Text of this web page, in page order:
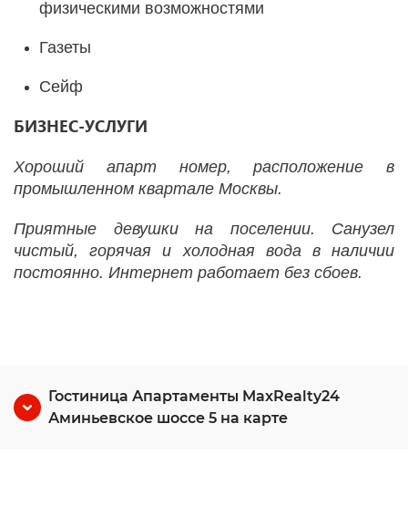
физическими возможностями
Газеты
Сейф
БИЗНЕС-УСЛУГИ
Хороший апарт номер, расположение в
промышленном квартале Москвы.
Приятные девушки на поселении. Санузел
чистый, горячая и холодная вода в наличии
постоянно. Интернет работает без сбоев.
Гостиница Апартаменты MaxRealty24
Аминьевское шоссе 5 на карте